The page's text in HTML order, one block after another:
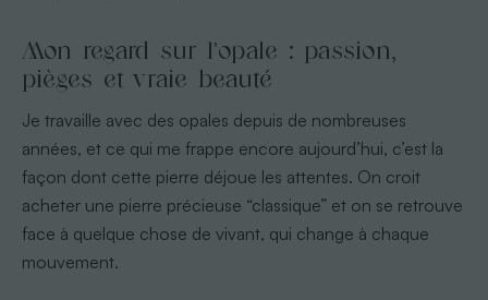
Mon regard sur l’opale : passion,
pièges et vraie beauté
Je travaille avec des opales depuis de nombreuses
années, et ce qui me frappe encore aujourd’hui, c’est la
façon dont cette pierre déjoue les attentes. On croit
acheter une pierre précieuse “classique” et on se retrouve
face à quelque chose de vivant, qui change à chaque
mouvement.